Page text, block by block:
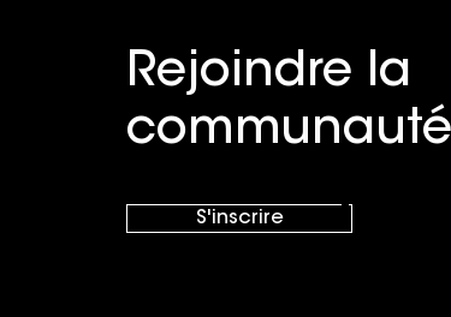
Rejoindre la
S'inscrire